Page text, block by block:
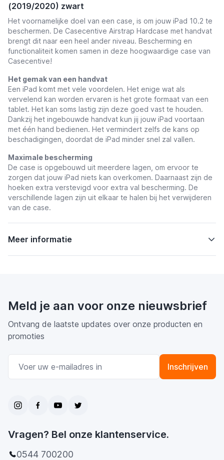
(2019/2020) zwart
Het voornamelijke doel van een case, is om jouw iPad 10.2 te
beschermen. De Casecentive Airstrap Hardcase met handvat
brengt dit naar een heel ander niveau. Bescherming en
functionaliteit komen samen in deze hoogwaardige case van
Casecentive!
Het gemak van een handvat
Een iPad komt met vele voordelen. Het enige wat als
vervelend kan worden ervaren is het grote formaat van een
tablet. Het kan soms lastig zijn deze goed vast te houden.
Dankzij het ingebouwde handvat kun jij jouw iPad voortaan
met één hand bedienen. Het vermindert zelfs de kans op
beschadigingen, doordat de iPad minder snel zal vallen.
Maximale bescherming
De case is opgebouwd uit meerdere lagen, om ervoor te
zorgen dat jouw iPad niets kan overkomen. Daarnaast zijn de
hoeken extra verstevigd voor extra val bescherming. De
verschillende lagen zijn uit elkaar te halen bij het verwijderen
van de case.
Meer informatie
Meld je aan voor onze nieuwsbrief
Ontvang de laatste updates over onze producten en
promoties
Inschrijven
Vragen? Bel onze klantenservice.
0544 700200